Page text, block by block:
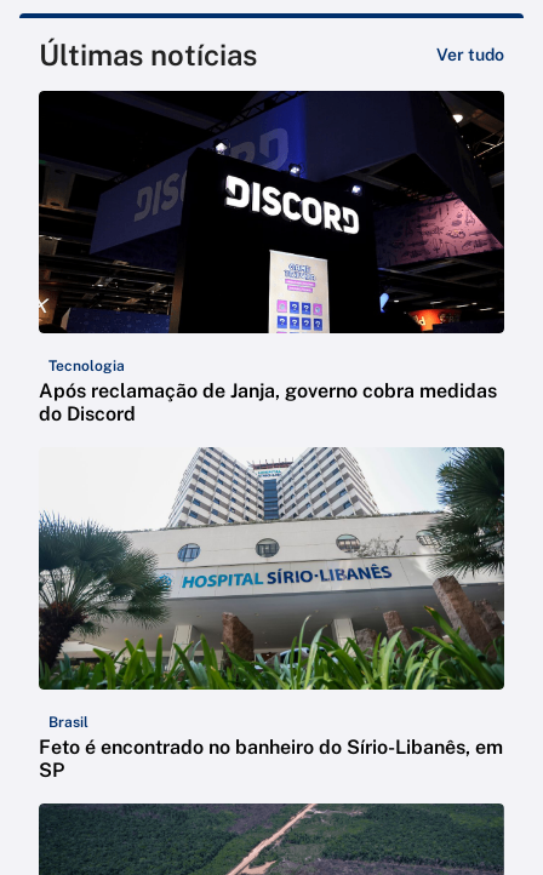
Últimas notícias Ver tudo
Tecnologia
Após reclamação de Janja, governo cobra medidas
do Discord
Brasil
Feto é encontrado no banheiro do Sírio-Libanês, em
SP